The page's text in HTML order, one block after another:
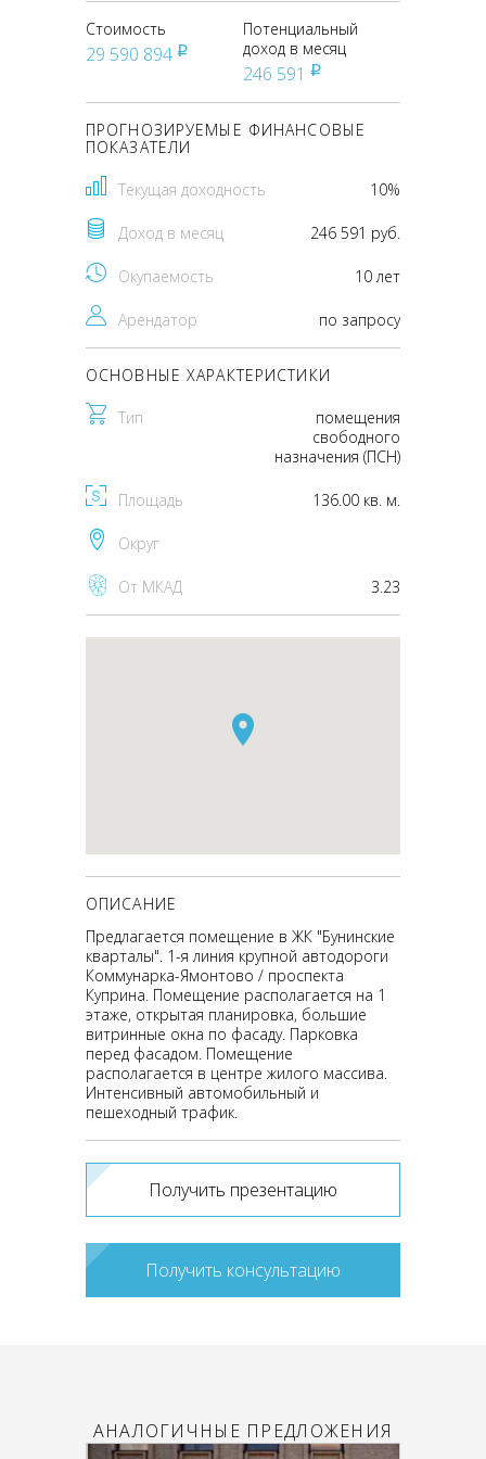
Стоимость
29 590 894 pуб
Потенциальный
доход в месяц
246 591 pуб
ПРОГНОЗИРУЕМЫЕ ФИНАНСОВЫЕ
ПОКАЗАТЕЛИ
Текущая доходность 10%
Доход в месяц 246 591 руб.
Окупаемость 10 лет
Арендатор по запросу
ОСНОВНЫЕ ХАРАКТЕРИСТИКИ
Тип
помещения
свободного
назначения (ПСН)
Площадь 136.00 кв. м.
Округ
От МКАД 3.23
ОПИСАНИЕ
Предлагается помещение в ЖК "Бунинские
кварталы". 1-я линия крупной автодороги
Коммунарка-Ямонтово / проспекта
Куприна. Помещение располагается на 1
этаже, открытая планировка, большие
витринные окна по фасаду. Парковка
перед фасадом. Помещение
располагается в центре жилого массива.
Интенсивный автомобильный и
пешеходный трафик.
Получить презентацию
Получить консультацию
АНАЛОГИЧНЫЕ ПРЕДЛОЖЕНИЯ